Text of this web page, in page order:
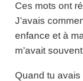
Ces mots ont
J’avais
enfance et à
m’avait
Quand tu avais